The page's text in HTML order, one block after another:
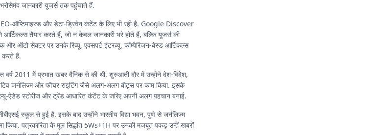
जानकारी यूजर्स तक पहुंचाते हैं.
ऑप्टिमाइज्ड और डेटा-ड्रिवेन कंटेंट के लिए भी रही है. Google Discover
तैयार करते हैं, जो न केवल जानकारी भरे होते हैं, बल्कि यूजर्स की
ऑटो सेक्टर पर उनके रिव्यू, एक्सपर्ट इंटरव्यू, कॉम्पैरिजन-बेस्ड आर्टिकल्स
करते हैं.
वर्ष 2011 में प्रभात खबर दैनिक से की थी. शुरुआती दौर में उन्होंने देश-विदेश,
जर्नलिज्म और फीचर राइटिंग जैसे अलग-अलग बीट्स पर काम किया. इसके
वैल्यू-ऐडेड स्टोरीज और ट्रेंड आधारित कंटेंट के जरिए अपनी अलग पहचान बनाई.
स्कूल से हुई है. इसके बाद उन्होंने भारतीय विद्या भवन, पुणे से जर्नलिज्म
किया. पत्रकारिता के मूल सिद्धांत 5Ws+1H पर उनकी मजबूत पकड़ उन्हें खबरों